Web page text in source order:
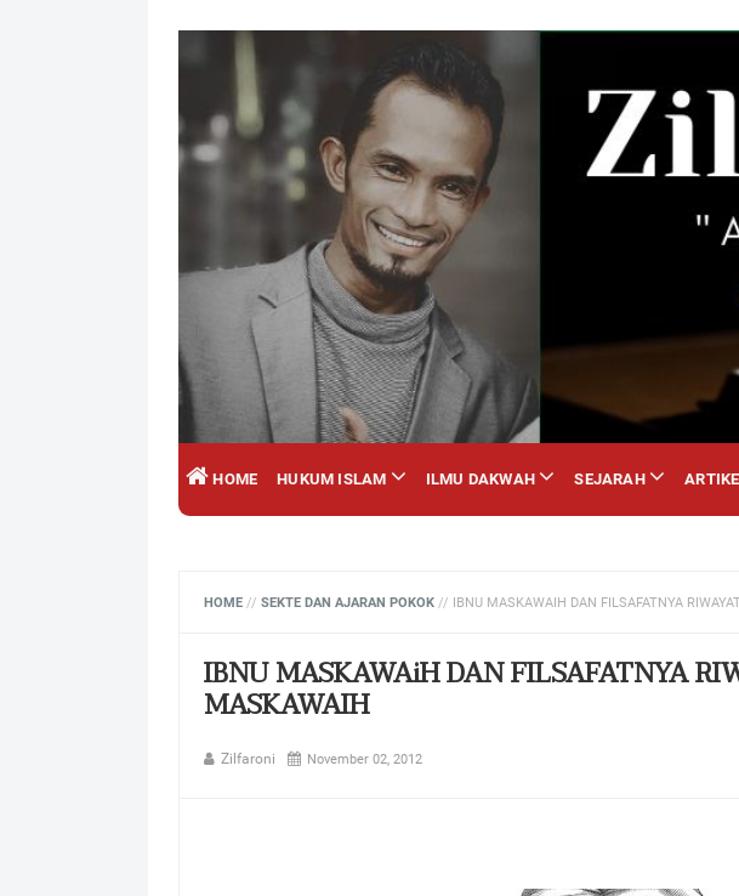
HOME HUKUM ISLAM ILMU DAKWAH SEJARAH
HOME // SEKTE DAN AJARAN POKOK // IBNU MASKAWAIH DAN FILSAFATNYA
IBNU MASKAWAiH DAN FILSAFATNYA
MASKAWAIH
Zilfaroni November 02, 2012